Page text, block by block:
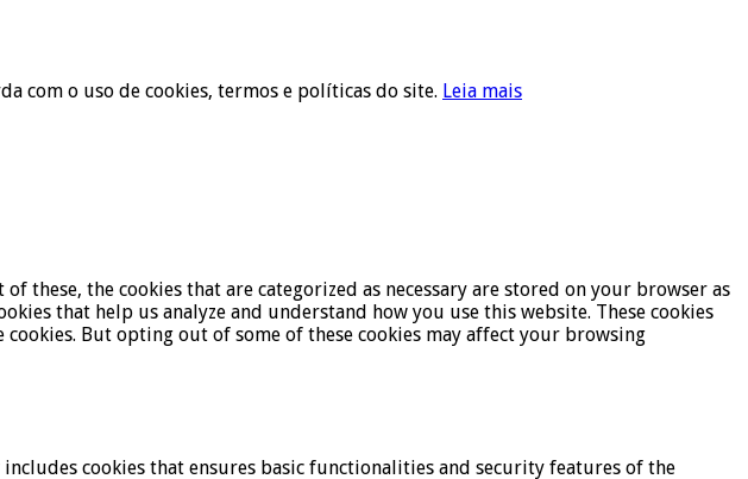
com o uso de cookies, termos e políticas do site. Leia mais
these, the cookies that are categorized as necessary are stored on your browser as
that help us analyze and understand how you use this website. These cookies
But opting out of some of these cookies may affect your browsing
cookies that ensures basic functionalities and security features of the